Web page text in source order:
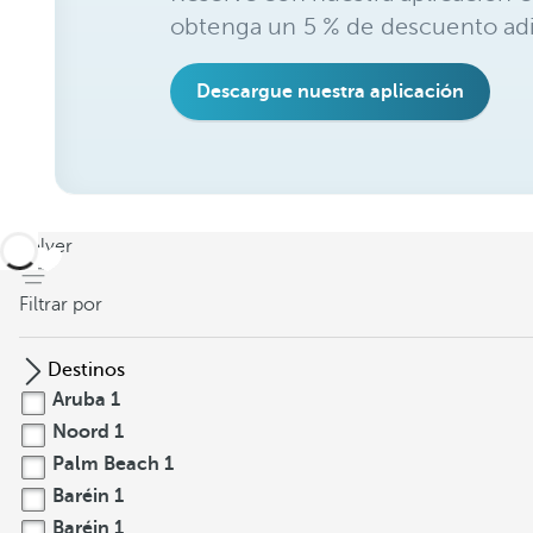
obtenga un 5 % de descuento
Descargue nuestra aplicación
volver
Filtrar por
Destinos
Aruba 1
Noord 1
Palm Beach 1
Baréin 1
Baréin 1